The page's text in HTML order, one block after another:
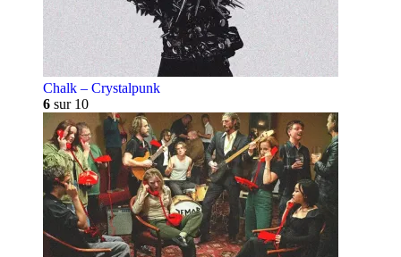
Chalk – Crystalpunk
6 sur 10